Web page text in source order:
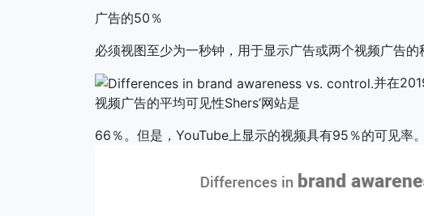
广告的50％
必须视图至少为一秒钟，用于显示广告或两个视频广告的
并在
视频广告的平均可见性Shers’网站是
66％。但是，YouTube上显示的视频具有95％的可见率。